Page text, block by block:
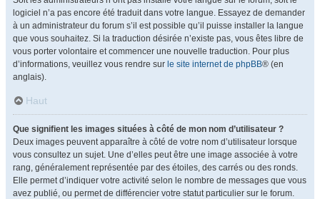
logiciel n’a pas encore été traduit dans votre langue. Essayez de demander
à un administrateur du forum s’il est possible qu’il puisse installer la langue
que vous souhaitez. Si la traduction désirée n’existe pas, vous êtes libre de
vous porter volontaire et commencer une nouvelle traduction. Pour plus
d’informations, veuillez vous rendre sur le site internet de phpBB® (en
anglais).
Haut
Que signifient les images situées à côté de mon nom d’utilisateur ?
Deux images peuvent apparaître à côté de votre nom d’utilisateur lorsque
vous consultez un sujet. Une d’elles peut être une image associée à votre
rang, généralement représentée par des étoiles, des carrés ou des ronds.
Elle permet d’indiquer votre activité selon le nombre de messages que vous
avez publié, ou permet de différencier votre statut particulier sur le forum.